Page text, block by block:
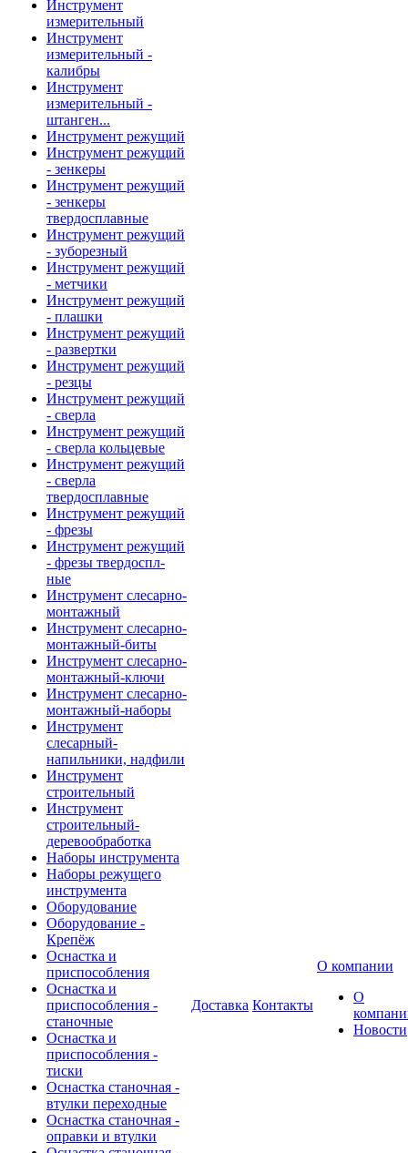
Инструмент
измерительный
Инструмент
измерительный -
калибры
Инструмент
измерительный -
штанген...
Инструмент режущий
Инструмент режущий
- зенкеры
Инструмент режущий
- зенкеры
твердосплавные
Инструмент режущий
- зуборезный
Инструмент режущий
- метчики
Инструмент режущий
- плашки
Инструмент режущий
- развертки
Инструмент режущий
- резцы
Инструмент режущий
- сверла
Инструмент режущий
- сверла кольцевые
Инструмент режущий
- сверла
твердосплавные
Инструмент режущий
- фрезы
Инструмент режущий
- фрезы твердоспл-
ные
Инструмент слесарно-
монтажный
Инструмент слесарно-
монтажный-биты
Инструмент слесарно-
монтажный-ключи
Инструмент слесарно-
монтажный-наборы
Инструмент
слесарный-
напильники, надфили
Инструмент
строительный
Инструмент
строительный-
деревообработка
Наборы инструмента
Наборы режущего
инструмента
Оборудование
Оборудование -
Крепёж
Оснастка и
приспособления
Оснастка и
приспособления -
станочные
Оснастка и
приспособления -
тиски
Оснастка станочная -
втулки переходные
Оснастка станочная -
оправки и втулки
Доставка Контакты
О компании
О
Новости